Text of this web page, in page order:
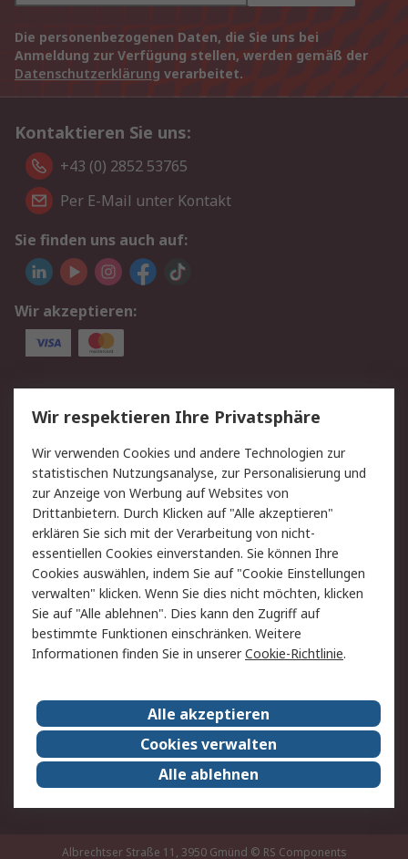
Die personenbezogenen Daten, die Sie uns bei
Anmeldung zur Verfügung stellen, werden gemäß der
Datenschutzerklärung verarbeitet.
Kontaktieren Sie uns:
+43 (0) 2852 53765
Per E-Mail unter Kontakt
Sie finden uns auch auf:
Wir akzeptieren:
Service
Value Added Services
Lieferlösungen
Rücksendung/Entsorgung Kontakt
Hilfe
Rechtliches
RS Verkaufs- und
Lieferbedingungen
Datenschutz
Cookie-Richtlinie
Zahlungsbedingungen
Impressum
Webseite Konditionen
RS weltweit
Karriere bei RS
Nachhaltigkeit
Qualität/Zertifikate
Presse-Center
Event-Center
Albrechtser Straße 11, 3950 Gmünd © RS Components
Wir respektieren Ihre Privatsphäre
Wir verwenden Cookies und andere Technologien zur
statistischen Nutzungsanalyse, zur Personalisierung und
zur Anzeige von Werbung auf Websites von
Drittanbietern. Durch Klicken auf "Alle akzeptieren"
erklären Sie sich mit der Verarbeitung von nicht-
essentiellen Cookies einverstanden. Sie können Ihre
Cookies auswählen, indem Sie auf "Cookie Einstellungen
verwalten" klicken. Wenn Sie dies nicht möchten, klicken
Sie auf "Alle ablehnen". Dies kann den Zugriff auf
bestimmte Funktionen einschränken. Weitere
Informationen finden Sie in unsererCookie-Richtlinie.
Alle akzeptieren
Cookies verwalten
Alle ablehnen